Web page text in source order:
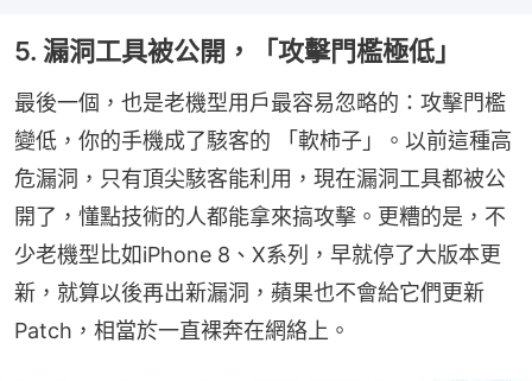
5. 漏洞工具被公開，「攻擊門檻極低」
最後一個，也是老機型用戶最容易忽略的：攻擊門檻
變低，你的手機成了駭客的 「軟柿子」。以前這種高
危漏洞，只有頂尖駭客能利用，現在漏洞工具都被公
開了，懂點技術的人都能拿來搞攻擊。更糟的是，不
少老機型比如iPhone 8、X系列，早就停了大版本更
新，就算以後再出新漏洞，蘋果也不會給它們更新
Patch，相當於一直裸奔在網絡上。